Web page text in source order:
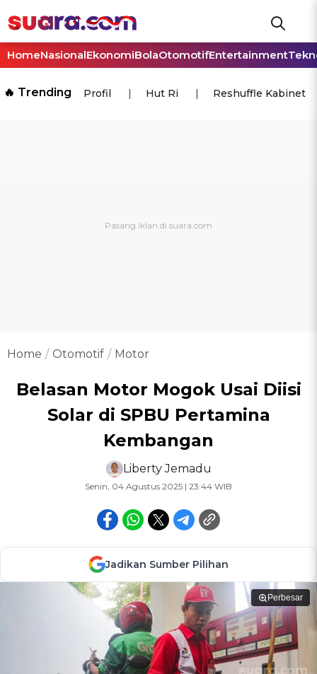
HomeNasionalEkonomiBolaOtomotifEntertainment
🔥 Trending Profil Hut Ri Reshuffle Kabinet
Home Otomotif Motor
Belasan Motor Mogok Usai Diisi
Solar di SPBU Pertamina
Kembangan
Liberty Jemadu
Senin, 04 Agustus 2025 | 23:44 WIB
Jadikan Sumber Pilihan
Perbesar